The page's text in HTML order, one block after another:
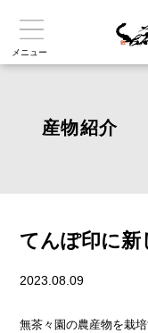
メニュー
産物紹介
てんぽ印に新
2023.08.09
無茶々園の農産物を栽